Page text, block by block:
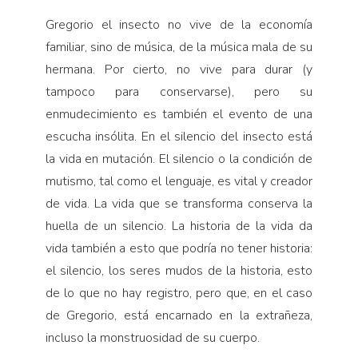
Gregorio el insecto no vive de la economía
familiar, sino de música, de la música mala de su
hermana. Por cierto, no vive para durar (y
tampoco para conservarse), pero su
enmudecimiento es también el evento de una
escucha insólita. En el silencio del insecto está
la vida en mutación. El silencio o la condición de
mutismo, tal como el lenguaje, es vital y creador
de vida. La vida que se transforma conserva la
huella de un silencio. La historia de la vida da
vida también a esto que podría no tener historia:
el silencio, los seres mudos de la historia, esto
de lo que no hay registro, pero que, en el caso
de Gregorio, está encarnado en la extrañeza,
incluso la monstruosidad de su cuerpo.